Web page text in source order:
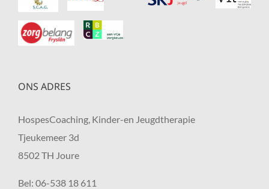
ONS ADRES
HospesCoaching, Kinder-en Jeugdtherapie
Tjeukemeer 3d
8502 TH Joure
Bel: 06-538 18 611